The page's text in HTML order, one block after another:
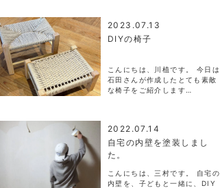
2023.07.13
DIYの椅子
こんにちは、川植です。 今日は
石田さんが作成したとても素敵
な椅子をご紹介します…
2022.07.14
自宅の内壁を塗装しまし
た。
こんにちは、三村です。 自宅の
内壁を、子どもと一緒に、DIY